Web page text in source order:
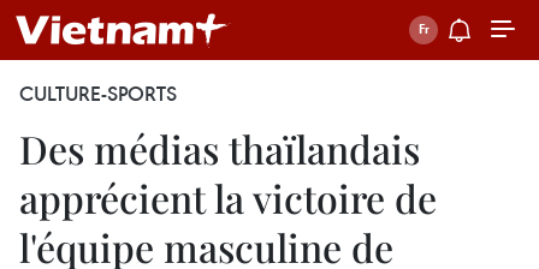
CULTURE-SPORTS
Des médias thaïlandais
apprécient la victoire de
l'équipe masculine de